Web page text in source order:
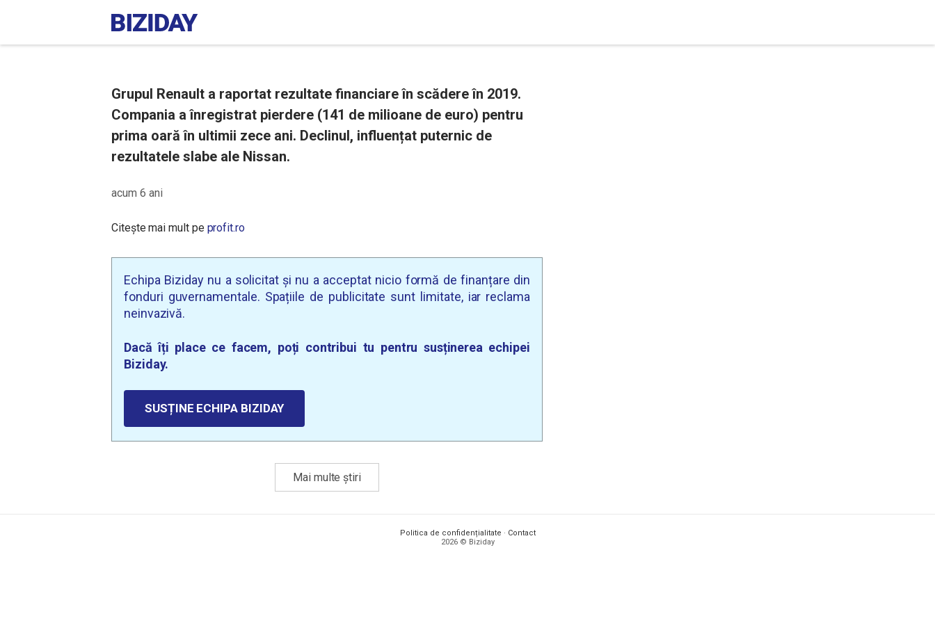
Grupul Renault a raportat rezultate financiare în scădere în 2019.
Compania a înregistrat pierdere (141 de milioane de euro) pentru
prima oară în ultimii zece ani. Declinul, influențat puternic de
rezultatele slabe ale Nissan.
acum 6 ani
Citește mai mult pe profit.ro
Echipa Biziday nu a solicitat și nu a acceptat nicio formă de finanțare din
fonduri guvernamentale. Spațiile de publicitate sunt limitate, iar reclama
neinvazivă.
Dacă îți place ce facem, poți contribui tu pentru susținerea echipei
Biziday.
SUSȚINE ECHIPA BIZIDAY
Mai multe știri
Politica de confidențialitate · Contact
2026 © Biziday